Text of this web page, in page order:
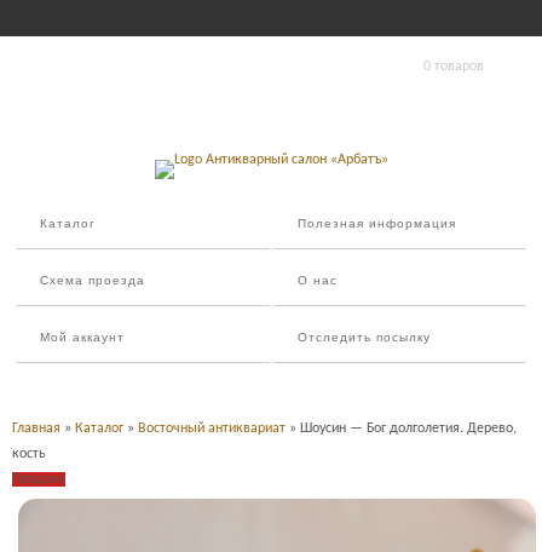
0 товаров
Каталог Полезная информация
Схема проезда О нас
Мой аккаунт Отследить посылку
Главная » Каталог » Восточный антиквариат » Шоусин — Бог долголетия. Дерево,
кость
Продано